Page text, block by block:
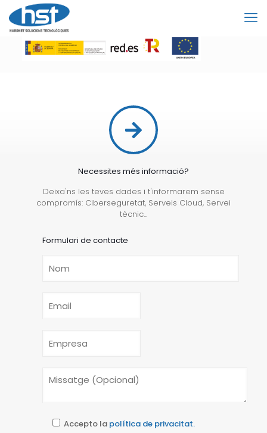
Necessites més informació?
Deixa'ns les teves dades i t'informarem sense
compromís: Ciberseguretat, Serveis Cloud, Servei
tècnic...
Formulari de contacte
Accepto la política de privacitat.